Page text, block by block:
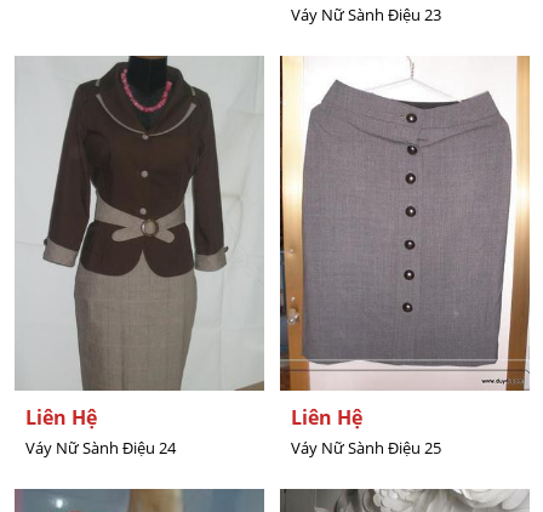
Váy Nữ Sành Điệu 23
Liên Hệ
Váy Nữ Sành Điệu 24
Liên Hệ
Váy Nữ Sành Điệu 25